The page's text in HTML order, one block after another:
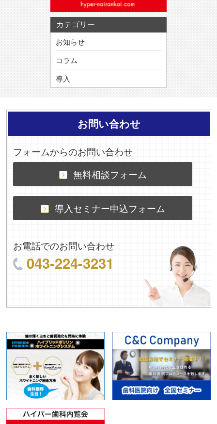
カテゴリー
お知らせ
コラム
導入
お問い合わせ
フォームからのお問い合わせ
無料相談フォーム
導入セミナー申込フォーム
お電話でのお問い合わせ
043-224-3231